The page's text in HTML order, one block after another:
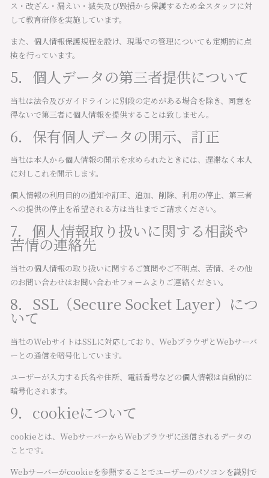
ス・改ざん・漏えい・滅失及び毀損から保護するため全スタッフに対
して教育研修を実施しています。
また、個人情報保護規程を設け、現場での管理についても定期的に点
検を行っています。
5．個人データの第三者提供について
当社は法令及びガイドラインに別段の定めがある場合を除き、同意を
得ないで第三者に個人情報を提供することは致しません。
6．保有個人データの開示、訂正
当社は本人から個人情報の開示を求められたときには、遅滞なく本人
に対しこれを開示します。
個人情報の利用目的の通知や訂正、追加、削除、利用の停止、第三者
への提供の停止を希望される方は当社までご請求ください。
7．個人情報取り扱いに関する相談や
苦情の連絡先
当社の個人情報の取り扱いに関するご質問やご不明点、苦情、その他
のお問い合わせはお問い合わせフォームよりご連絡ください。
8．SSL（Secure Socket Layer）につ
いて
当社のWebサイトはSSLに対応しており、WebブラウザとWebサーバ
ーとの通信を暗号化しています。
ユーザーが入力する氏名や住所、電話番号などの個人情報は自動的に
暗号化されます。
9．cookieについて
cookieとは、WebサーバーからWebブラウザに送信されるデータの
ことです。
Webサーバーがcookieを参照することでユーザーのパソコンを識別で